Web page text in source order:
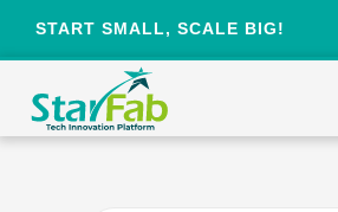
START SMALL, SCALE BIG!